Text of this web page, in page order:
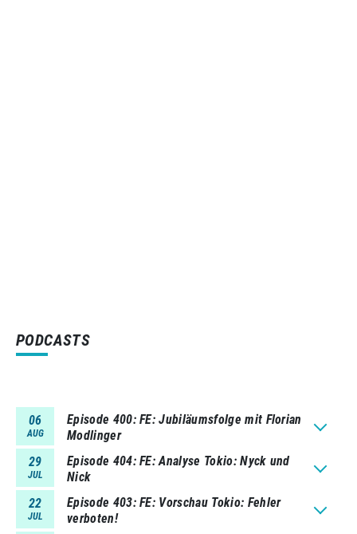
PODCASTS
06
AUG
Episode 400 FE: Jubiläumsfolge mit Florian
Modlinger
29
JUL
Episode 404 FE: Analyse Tokio: Nyck und
Nick
22
JUL
Episode 403 FE: Vorschau Tokio: Fehler
verboten!